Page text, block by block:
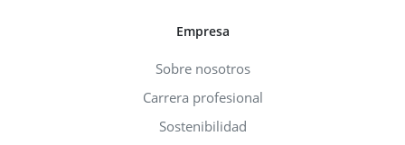
Empresa
Sobre nosotros
Carrera profesional
Sostenibilidad